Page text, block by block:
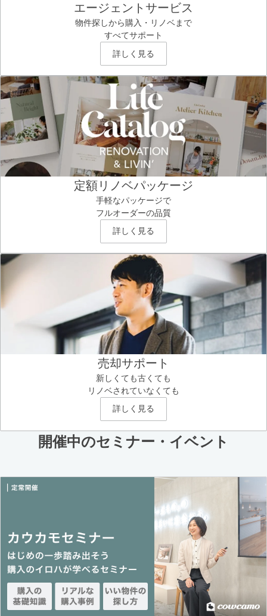
エージェントサービス
物件探しから購入・リノベまで
すべてサポート
詳しく見る
定額リノベパッケージ
手軽なパッケージで
フルオーダーの品質
詳しく見る
売却サポート
新しくても古くても
リノベされていなくても
詳しく見る
開催中のセミナー・イベント